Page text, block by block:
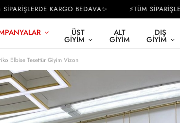
KARGO BEDAVA✨ ⚡TÜM
ÜST
GIYIM
ALT
GIYIM
DIŞ
GIYIM
Elbise Tesettür Giyim Vizon